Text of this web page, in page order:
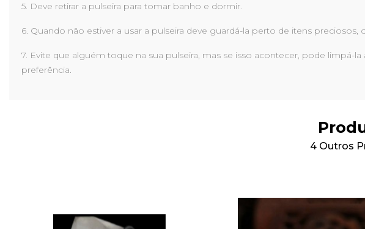
5. Deve retirar a pulseira para tomar banho e dormir.
6. Quando não estiver a usar a pulseira deve guardá-la perto de itens
7. Evite que alguém toque na sua pulseira, mas se isso acontecer, pode limpá-
preferência.
4 Outros